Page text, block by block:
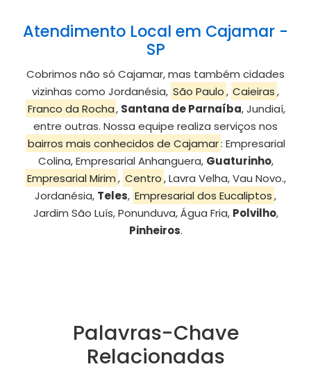
Atendimento Local em Cajamar -
SP
Cobrimos não só Cajamar, mas também cidades
vizinhas como Jordanésia, São Paulo, Caieiras,
Franco da Rocha, Santana de Parnaíba, Jundiaí,
entre outras. Nossa equipe realiza serviços nos
bairros mais conhecidos de Cajamar: Empresarial
Colina, Empresarial Anhanguera, Guaturinho,
Empresarial Mirim, Centro, Lavra Velha, Vau Novo.,
Jordanésia, Teles, Empresarial dos Eucaliptos,
Jardim São Luís, Ponunduva, Água Fria, Polvilho,
Pinheiros.
Palavras-Chave
Relacionadas